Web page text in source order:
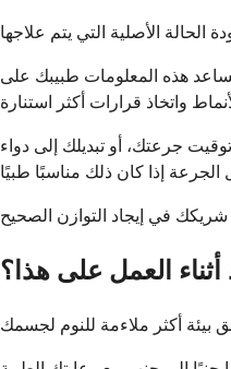
هذه المعلومات طبيبك على
جرعتك، أو تبديلك إلى دواء
العمل على هذا؟